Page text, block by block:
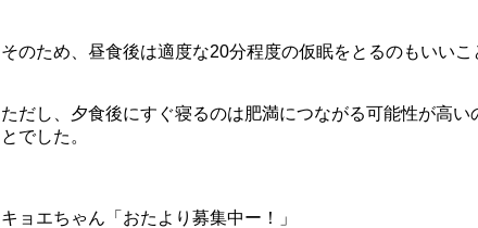
そのため、昼食後は適度な20分程度の仮眠をとるのもいいこ
ただし、夕食後にすぐ寝るのは肥満につながる可能性が高い
とでした。
キョエちゃん「おたより募集中ー！」